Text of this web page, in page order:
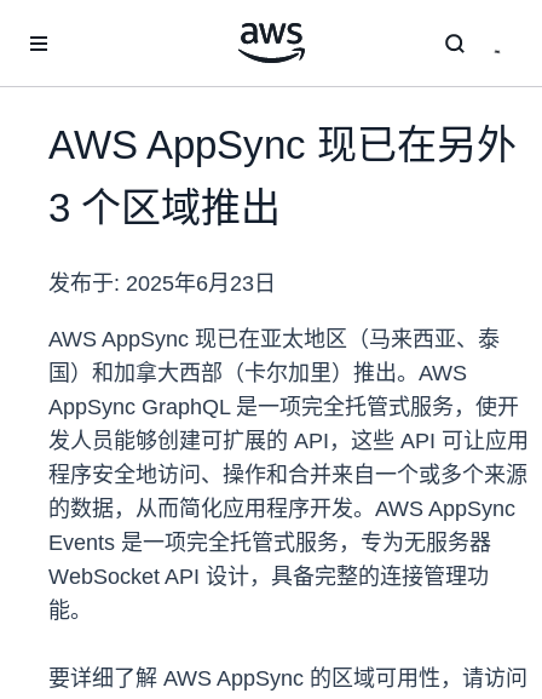
AWS AppSync 现已在另外
3 个区域推出
发布于: 2025年6月23日
AWS AppSync 现已在亚太地区（马来西亚、泰
国）和加拿大西部（卡尔加里）推出。AWS
AppSync GraphQL 是一项完全托管式服务，使开
发人员能够创建可扩展的 API，这些 API 可让应用
程序安全地访问、操作和合并来自一个或多个来源
的数据，从而简化应用程序开发。AWS AppSync
Events 是一项完全托管式服务，专为无服务器
WebSocket API 设计，具备完整的连接管理功
能。
要详细了解 AWS AppSync 的区域可用性，请访问